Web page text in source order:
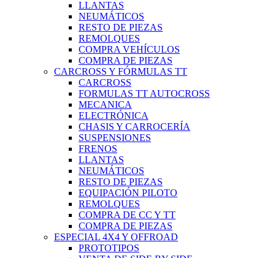
LLANTAS
NEUMÁTICOS
RESTO DE PIEZAS
REMOLQUES
COMPRA VEHÍCULOS
COMPRA DE PIEZAS
CARCROSS Y FÓRMULAS TT
CARCROSS
FORMULAS TT AUTOCROSS
MECANICA
ELECTRÓNICA
CHASIS Y CARROCERÍA
SUSPENSIONES
FRENOS
LLANTAS
NEUMÁTICOS
RESTO DE PIEZAS
EQUIPACIÓN PILOTO
REMOLQUES
COMPRA DE CC Y TT
COMPRA DE PIEZAS
ESPECIAL 4X4 Y OFFROAD
PROTOTIPOS